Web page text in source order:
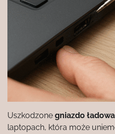
Uszkodzone gniazdo
laptopach, która może